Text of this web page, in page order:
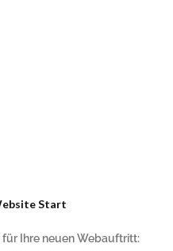
Start
Ihre neuen Webauftritt: